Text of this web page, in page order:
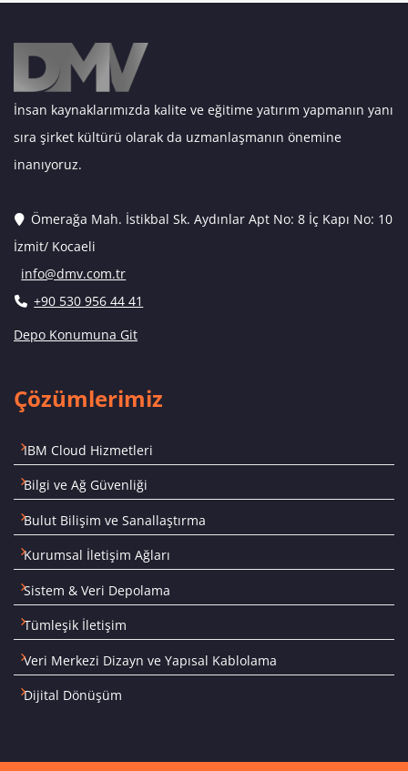
İnsan kaynaklarımızda kalite ve eğitime yatırım yapmanın yanı
sıra şirket kültürü olarak da uzmanlaşmanın önemine
inanıyoruz.
Ömerağa Mah. İstikbal Sk. Aydınlar Apt No: 8 İç Kapı No: 10
İzmit/ Kocaeli
info@dmv.com.tr
+90 530 956 44 41
Depo Konumuna Git
Çözümlerimiz
IBM Cloud Hizmetleri
Bilgi ve Ağ Güvenliği
Bulut Bilişim ve Sanallaştırma
Kurumsal İletişim Ağları
Sistem & Veri Depolama
Tümleşik İletişim
Veri Merkezi Dizayn ve Yapısal Kablolama
Dijital Dönüşüm